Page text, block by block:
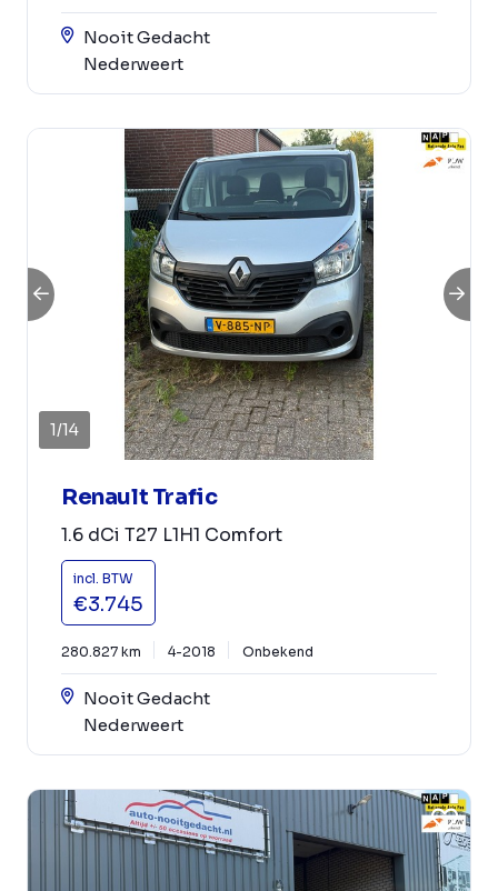
Nooit Gedacht
Nederweert
1/14
Renault Trafic
1.6 dCi T27 L1H1 Comfort
incl. BTW
€3.745
280.827 km 4-2018 Onbekend
Nooit Gedacht
Nederweert